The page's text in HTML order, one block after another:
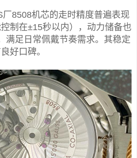
厂8508机芯的走时精度普遍表现
制在±15秒以内），动力储备也
满足日常佩戴节奏需求。其稳定
好口碑。